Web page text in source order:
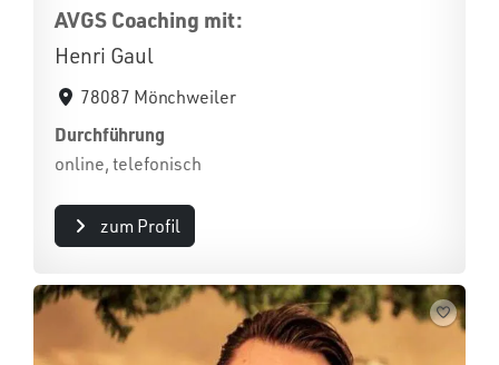
AVGS Coaching mit:
Henri Gaul
78087 Mönchweiler
Durchführung
online, telefonisch
zum Profil